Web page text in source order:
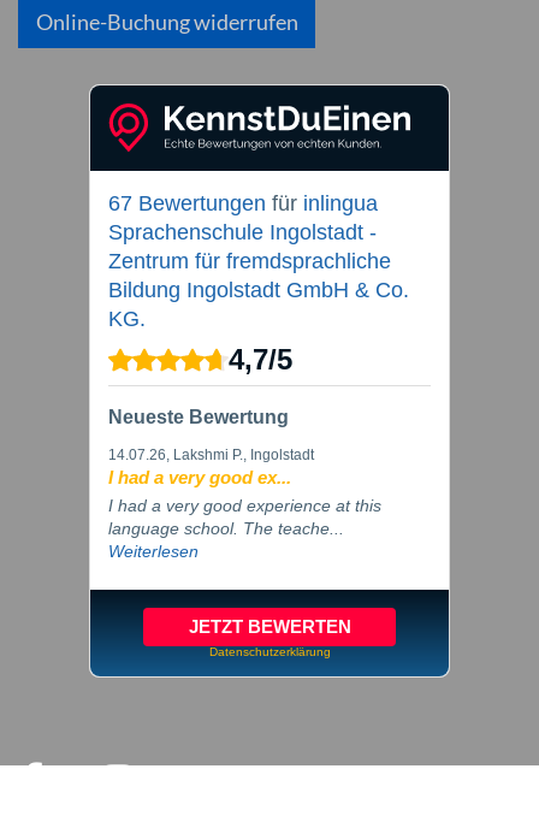
Online-Buchung widerrufen
67 Bewertungen für inlingua
Sprachenschule Ingolstadt -
Zentrum für fremdsprachliche
Bildung Ingolstadt GmbH & Co.
KG.
4,7/5
Neueste Bewertung
14.07.26, Lakshmi P., Ingolstadt
I had a very good ex...
I had a very good experience at this
language school. The teache...
Weiterlesen
JETZT BEWERTEN
Datenschutzerklärung